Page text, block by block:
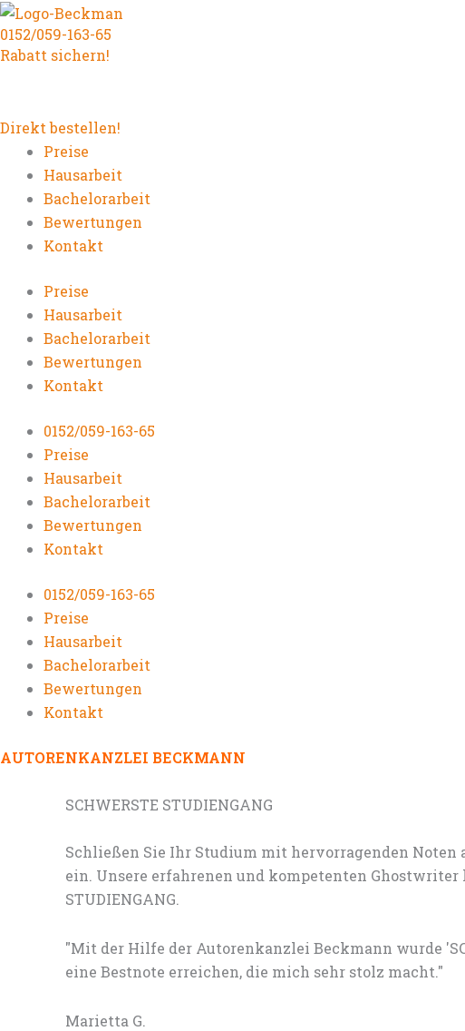
Zum
Inhalt
springen
0152/059-163-65
Rabatt sichern!
Direkt bestellen!
Preise
Hausarbeit
Bachelorarbeit
Bewertungen
Kontakt
Preise
Hausarbeit
Bachelorarbeit
Bewertungen
Kontakt
0152/059-163-65
Preise
Hausarbeit
Bachelorarbeit
Bewertungen
Kontakt
0152/059-163-65
Preise
Hausarbeit
Bachelorarbeit
Bewertungen
Kontakt
AUTORENKANZLEI BECKMANN
SCHWERSTE STUDIENGANG
Schließen Sie Ihr Studium mit hervorragenden
ein. Unsere erfahrenen und kompetenten
STUDIENGANG.
"Mit der Hilfe der Autorenkanzlei Beckmann wurde
eine Bestnote erreichen, die mich sehr stolz macht."
Marietta G.